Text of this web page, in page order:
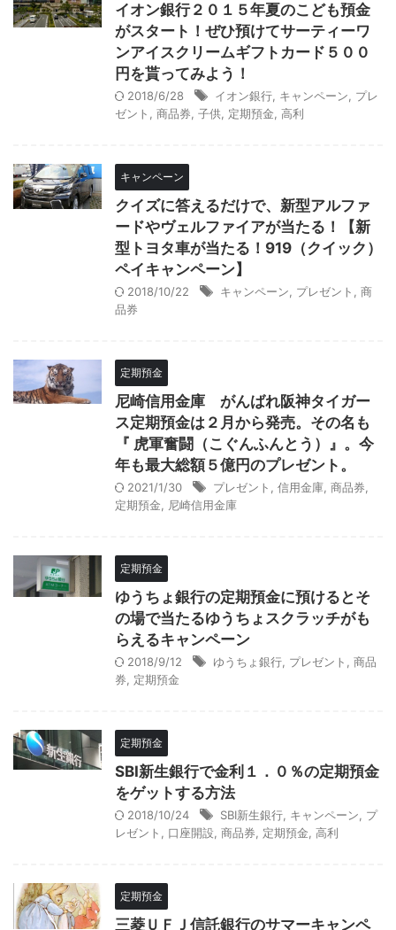
イオン銀行２０１５年夏のこども預金
がスタート！ぜひ預けてサーティーワ
ンアイスクリームギフトカード５００
円を貰ってみよう！
2018/6/28 イオン銀行 キャンペーン
プレ
ゼント
商品券 子供 定期預金 高利
キャンペーン
クイズに答えるだけで、新型アルファ
ードやヴェルファイアが当たる！【新
型トヨタ車が当たる！919（クイック）
ペイキャンペーン】
2018/10/22 キャンペーン プレゼント
商
品券
定期預金
尼崎信用金庫 がんばれ阪神タイガー
ス定期預金は２月から発売。その名も
『 虎軍奮闘（こぐんふんとう）』。今
年も最大総額５億円のプレゼント。
2021/1/30 プレゼント 信用金庫 商品券
定期預金
尼崎信用金庫
定期預金
ゆうちょ銀行の定期預金に預けるとそ
の場で当たるゆうちょスクラッチがも
らえるキャンペーン
2018/9/12 ゆうちょ銀行 プレゼント
商品
券
定期預金
定期預金
SBI新生銀行で金利１．０％の定期預金
をゲットする方法
2018/10/24 SBI新生銀行 キャンペーン
プ
レゼント
口座開設 商品券 定期預金 高利
定期預金
三菱ＵＦＪ信託銀行のサマーキャンペ